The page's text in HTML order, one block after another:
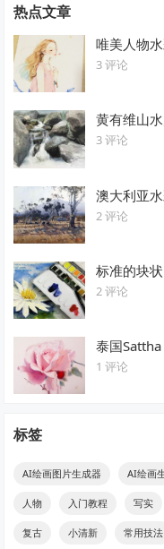
热点文章
唯美人物
3 评论
黄有维山
3 评论
澳大利亚
2 评论
标准的块
2 评论
泰国
1 评论
标签
AI绘画图片生成器 AI绘画
人物 入门教程 写实
复古 小清新 常用技法